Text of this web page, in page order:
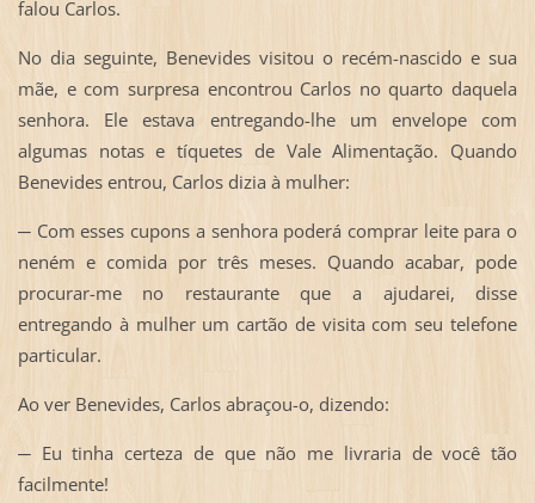
falou Carlos.
No dia seguinte, Benevides visitou o recém-nascido e sua
mãe, e com surpresa encontrou Carlos no quarto daquela
senhora. Ele estava entregando-lhe um envelope com
algumas notas e tíquetes de Vale Alimentação. Quando
Benevides entrou, Carlos dizia à mulher:
─ Com esses cupons a senhora poderá comprar leite para o
neném e comida por três meses. Quando acabar, pode
procurar-me no restaurante que a ajudarei, disse
entregando à mulher um cartão de visita com seu telefone
particular.
Ao ver Benevides, Carlos abraçou-o, dizendo:
─ Eu tinha certeza de que não me livraria de você tão
facilmente!